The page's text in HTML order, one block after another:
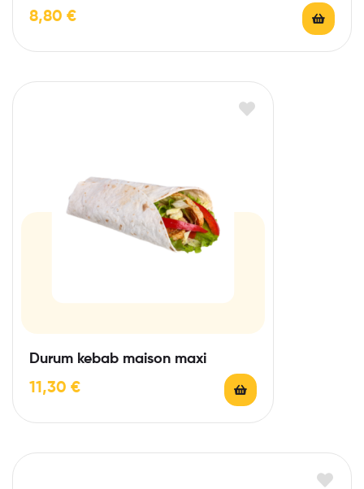
8,80 €
Durum kebab maison maxi
11,30 €